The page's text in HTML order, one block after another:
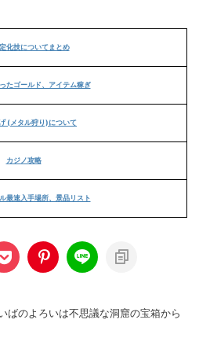
化技についてまとめ
たゴールド、アイテム稼ぎ
(メタル狩り)について
カジノ攻略
最速入手場所、景品リスト
ばのよろいは不思議な洞窟の宝箱から